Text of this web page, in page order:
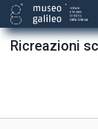
Ricreazioni